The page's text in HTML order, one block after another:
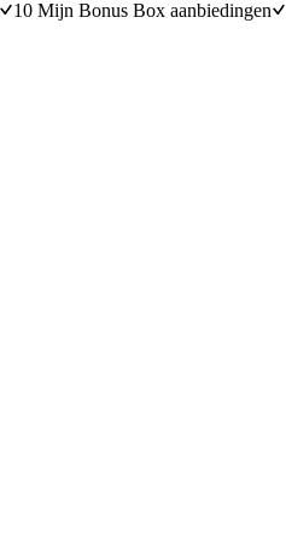
10 Mijn Bonus Box aanbiedingen